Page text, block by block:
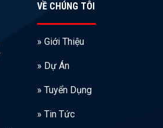
VỀ CHÚNG TÔI
» Giới Thiệu
» Dự Án
» Tuyển Dụng
» Tin Tức